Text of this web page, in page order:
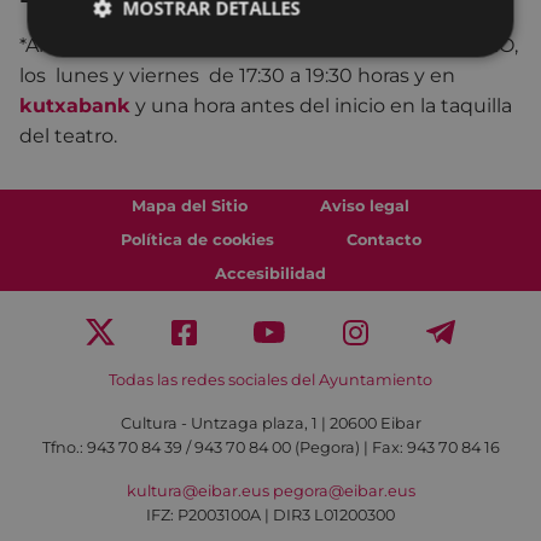
*Anticipadamente en la taquilla del teatro COLISEO,
los lunes y viernes de 17:30 a 19:30 horas y en
kutxabank y una hora antes del inicio en la taquilla
del teatro.
Mapa del Sitio
Aviso legal
Política de cookies
Contacto
Accesibilidad
Todas las redes sociales del Ayuntamiento
Cultura - Untzaga plaza, 1 | 20600 Eibar
Tfno.: 943 70 84 39 / 943 70 84 00 (Pegora) | Fax: 943 70 84 16
kultura@eibar.eus pegora@eibar.eus
IFZ: P2003100A | DIR3 L01200300
MOSTRAR DETALLES